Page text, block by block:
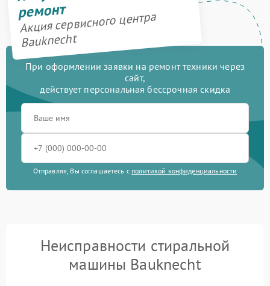
ремонт
Акция сервисного центра
Bauknecht
При оформлении заявки на ремонт техники через
сайт,
действует персональная бессрочная скидка
Отправляя, Вы соглашаетесь с политикой конфиденциальности
Неисправности стиральной
машины Bauknecht